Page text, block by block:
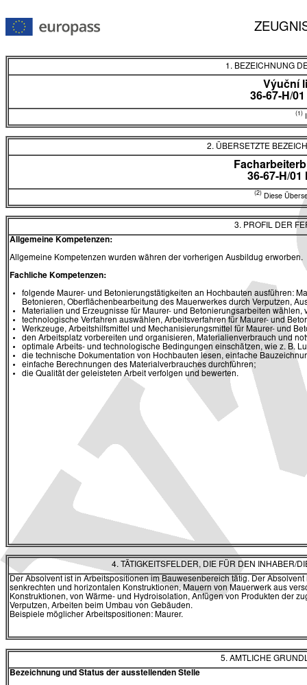
1. BEZEICHNUNG
Výuční
36-67-H/
(1)
2. ÜBERSETZTE
36-67-H/01
(2) Diese
3. PROFIL DER
Allgemeine Kompetenzen:
Allgemeine Kompetenzen wurden währen der vorherigen Ausbildug erworben.
Fachliche Kompetenzen:
folgende Maurer- und Betonierungstätigkeiten an Hochbauten ausführen:
Betonieren, Oberflächenbearbeitung des Mauerwerkes durch Verputzen,
Materialien und Erzeugnisse für Maurer- und Betonierungsarbeiten
technologische Verfahren auswählen, Arbeitsverfahren für Maurer- und
Werkzeuge, Arbeitshilfsmittel und Mechanisierungsmittel für Maurer- und
den Arbeitsplatz vorbereiten und organisieren, Materialienverbrauch und
optimale Arbeits- und technologische Bedingungen einschätzen, wie z. B.
die technische Dokumentation von Hochbauten lesen, einfache
einfache Berechnungen des Materialverbrauches durchführen;
die Qualität der geleisteten Arbeit verfolgen und bewerten.
4. TÄTIGKEITSFELDER, DIE FÜR DEN INHABER/
Der Absolvent ist in Arbeitspositionen im Bauwesenbereich tätig. Der
senkrechten und horizontalen Konstruktionen, Mauern von Mauerwerk aus
Konstruktionen, von Wärme- und Hydroisolation, Anfügen von Produkten der
Verputzen, Arbeiten beim Umbau von Gebäuden.
Beispiele möglicher Arbeitspositionen: Maurer.
5. AMTLICHE
Bezeichnung und Status der ausstellenden Stelle